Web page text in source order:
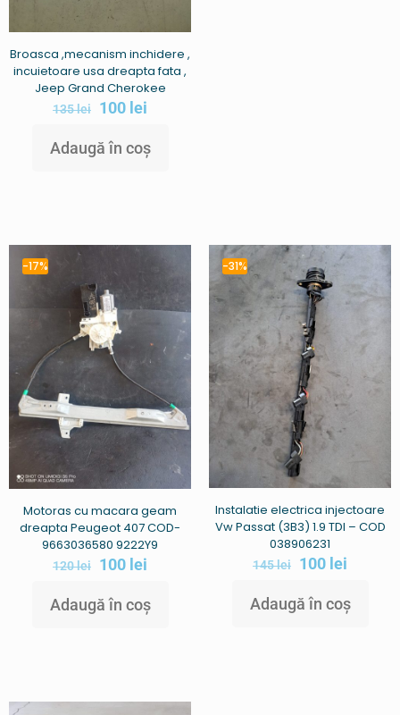
Broasca ,mecanism inchidere ,
incuietoare usa dreapta fata ,
Jeep Grand Cherokee
135lei 100 lei
Adaugă în coș
-17%
Motoras cu macara geam
dreapta Peugeot 407 COD-
9663036580 9222Y9
120lei 100 lei
Adaugă în coș
-31%
Instalatie electrica injectoare
Vw Passat (3B3) 1.9 TDI – COD
038906231
145lei 100 lei
Adaugă în coș